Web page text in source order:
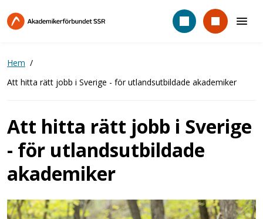
till
Hem
Att hitta rätt jobb i Sverige - för utlandsutbildade akademiker
Att hitta rätt jobb i Sverige
- för utlandsutbildade
akademiker